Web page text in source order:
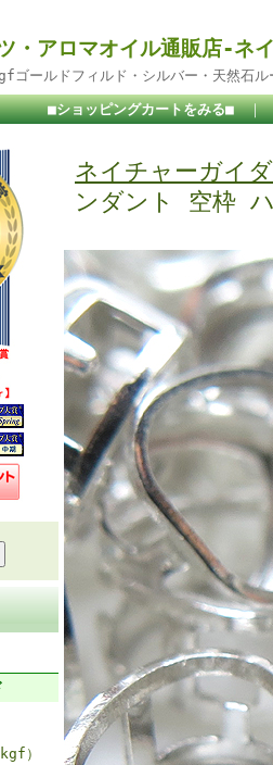
・アロマオイル通販店-ネ
ゴールドフィルド・シルバー・天然石
■ショッピングカートをみる■ ｜
）
ネイチャーガイ
ンダント 空枠